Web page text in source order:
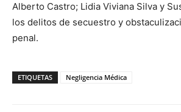
Alberto Castro; Lidia Viviana Silva y
los delitos de secuestro y
penal.
ETIQUETAS Negligencia Médica